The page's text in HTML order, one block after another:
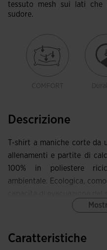
tessuto mesh sui lati che
sudore.
COMFORT
Descrizione
T-shirt a maniche corte da
allenamenti e partite di
100% in poliestere
ambientale. Ecologica,
muoversi.
Caratteristiche